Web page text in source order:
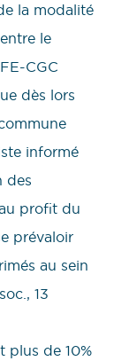
la modalité
le
CGC
dès lors
informé
des
profit du
prévaloir
au sein
13
plus de 10%